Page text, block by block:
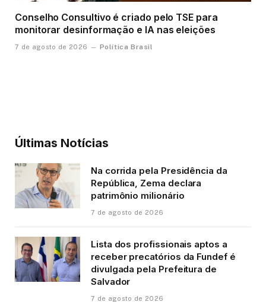
Conselho Consultivo é criado pelo TSE para
monitorar desinformação e IA nas eleições
7 de agosto de 2026 Política Brasil
Últimas Notícias
Na corrida pela Presidência da
República, Zema declara
patrimônio milionário
7 de agosto de 2026
Lista dos profissionais aptos a
receber precatórios da Fundef é
divulgada pela Prefeitura de
Salvador
7 de agosto de 2026